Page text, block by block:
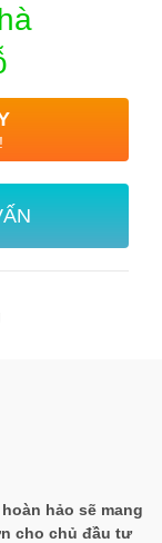
hảo sẽ mang
cho chủ đầu tư